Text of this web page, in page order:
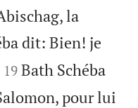
la
dit: Bien! je


19 Bath Schéba
pour lui